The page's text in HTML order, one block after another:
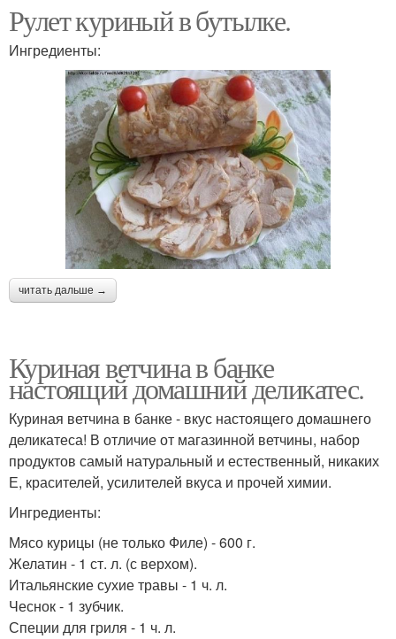
Рулет куриный в бутылке.
Ингредиенты:
читать дальше →
Куриная ветчина в банке
настоящий домашний деликатес.
Куриная ветчина в банке - вкус настоящего домашнего
деликатеса! В отличие от магазинной ветчины, набор
продуктов самый натуральный и естественный, никаких
Е, красителей, усилителей вкуса и прочей химии.
Ингредиенты:
Мясо курицы (не только Филе) - 600 г.
Желатин - 1 ст. л. (с верхом).
Итальянские сухие травы - 1 ч. л.
Чеснок - 1 зубчик.
Специи для гриля - 1 ч. л.